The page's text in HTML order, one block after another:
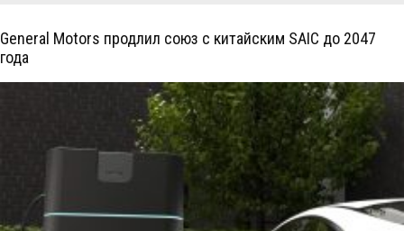
General Motors продлил союз с китайским SAIC до 2047
года